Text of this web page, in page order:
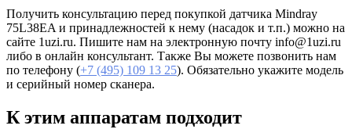
Получить консультацию перед покупкой датчика Mindray
75L38EA и принадлежностей к нему (насадок и т.п.) можно на
сайте 1uzi.ru. Пишите нам на электронную почту info@1uzi.ru
либо в онлайн консультант. Также Вы можете позвонить нам
по телефону (+7 (495) 109 13 25). Обязательно укажите модель
и серийный номер сканера.
К этим аппаратам подходит